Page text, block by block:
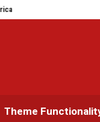
multiplie les
Theme